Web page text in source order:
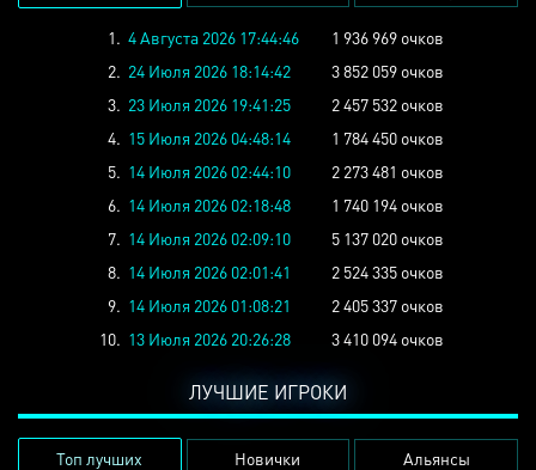
1. 4 Августа 2026 17:44:46
1 936 969 очков
2. 24 Июля 2026 18:14:42
3 852 059 очков
3. 23 Июля 2026 19:41:25
2 457 532 очков
4. 15 Июля 2026 04:48:14
1 784 450 очков
5. 14 Июля 2026 02:44:10
2 273 481 очков
6. 14 Июля 2026 02:18:48
1 740 194 очков
7. 14 Июля 2026 02:09:10
5 137 020 очков
8. 14 Июля 2026 02:01:41
2 524 335 очков
9. 14 Июля 2026 01:08:21
2 405 337 очков
10. 13 Июля 2026 20:26:28 3 410 094 очков
ЛУЧШИЕ ИГРОКИ
Топ лучших Новички Альянсы